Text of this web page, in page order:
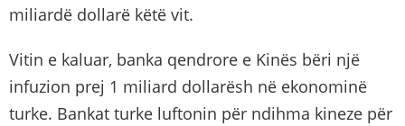
miliardë dollarë këtë vit.
Vitin e kaluar, banka qendrore e Kinës bëri një
infuzion prej 1 miliard dollarësh në ekonominë
turke. Bankat turke luftonin për ndihma kineze për